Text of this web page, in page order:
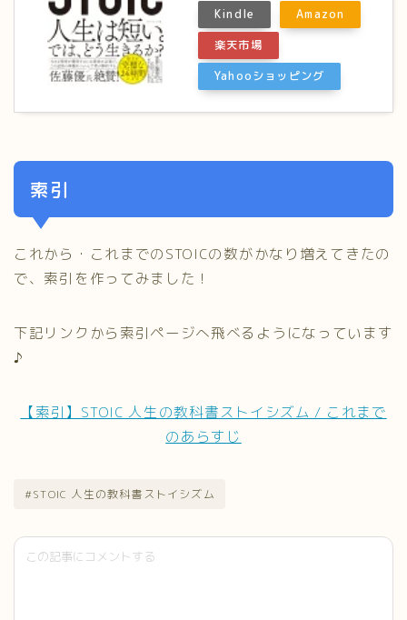
Kindle
Amazon
楽天市場
Yahooショッピング
索引
これから・これまでのSTOICの数がかなり増えてきたの
で、索引を作ってみました！
下記リンクから索引ページへ飛べるようになっています
♪
【索引】STOIC 人生の教科書ストイシズム / これまで
のあらすじ
#STOIC 人生の教科書ストイシズム